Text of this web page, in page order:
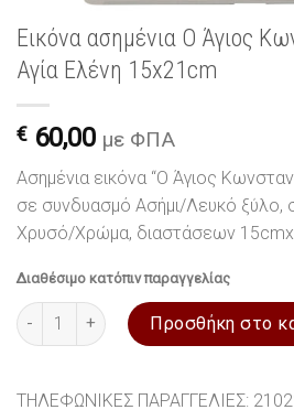
Εικόνα ασημένια Ο Άγιος
Αγία Ελένη 15x21cm
€ 60,00 με ΦΠΑ
Ασημένια εικόνα “Ο Άγιος
σε συνδυασμό Ασήμι/Λευκό
Χρυσό/Χρώμα, διαστάσεων
Διαθέσιμο κατόπιν παραγγελίας
Εικόνα ασημένια Ο ΆγιοςΠροσθήκη στο
ΤΗΛΕΦΩΝΙΚΕΣ ΠΑΡΑΓΓΕΛΙΕΣ: